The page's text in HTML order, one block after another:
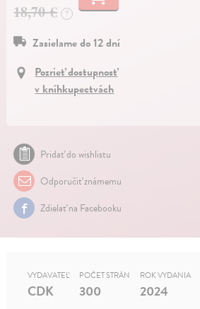
18,70 € ?
Zasielame do 12 dní
Pozrieť dostupnosť
v kníhkupectvách
Pridať do wishlistu
Odporučiť známemu
Zdielať na Facebooku
VYDAVATEĽ
CDK
POČET STRÁN
300
ROK VYDANIA
2024